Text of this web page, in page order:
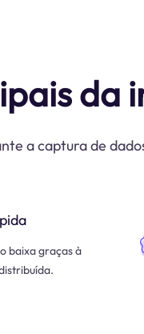
da
a captura de
baixa graças à